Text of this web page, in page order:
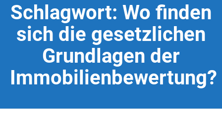
Schlagwort: Wo finden
sich die gesetzlichen
Grundlagen der
Immobilienbewertung?